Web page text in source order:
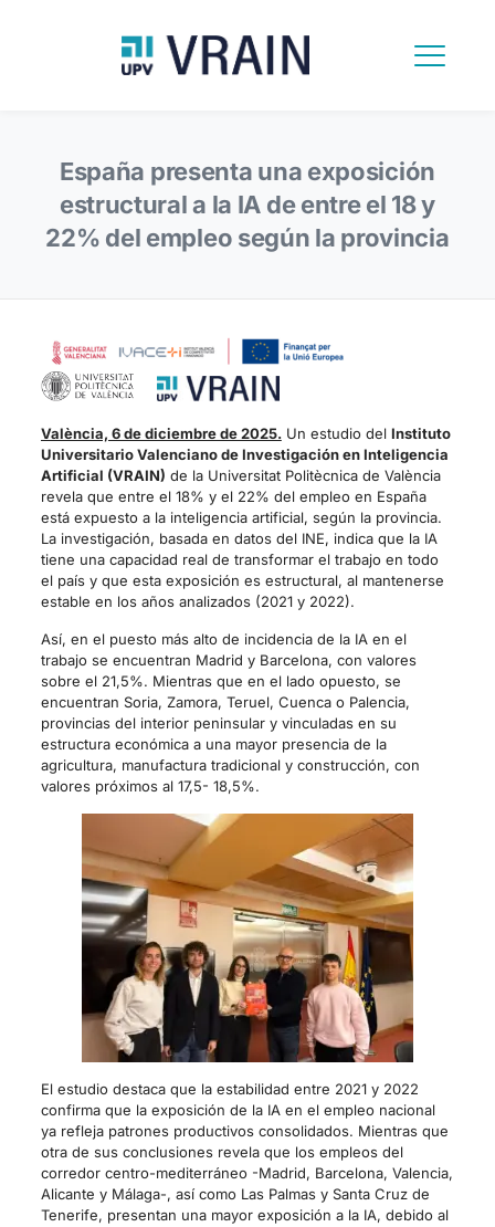
España presenta una exposición
estructural a la IA de entre el 18 y
22% del empleo según la provincia
València, 6 de diciembre de 2025.Un estudio del Instituto
Universitario Valenciano de Investigación en Inteligencia
Artificial (VRAIN) de la Universitat Politècnica de València
revela que entre el 18% y el 22% del empleo en España
está expuesto a la inteligencia artificial, según la provincia.
La investigación, basada en datos del INE, indica que la IA
tiene una capacidad real de transformar el trabajo en todo
el país y que esta exposición es estructural, al mantenerse
estable en los años analizados (2021 y 2022).
Así, en el puesto más alto de incidencia de la IA en el
trabajo se encuentran Madrid y Barcelona, con valores
sobre el 21,5%. Mientras que en el lado opuesto, se
encuentran Soria, Zamora, Teruel, Cuenca o Palencia,
provincias del interior peninsular y vinculadas en su
estructura económica a una mayor presencia de la
agricultura, manufactura tradicional y construcción, con
valores próximos al 17,5- 18,5%.
El estudio destaca que la estabilidad entre 2021 y 2022
confirma que la exposición de la IA en el empleo nacional
ya refleja patrones productivos consolidados. Mientras que
otra de sus conclusiones revela que los empleos del
corredor centro-mediterráneo -Madrid, Barcelona, Valencia,
Alicante y Málaga-, así como Las Palmas y Santa Cruz de
Tenerife, presentan una mayor exposición a la IA, debido al